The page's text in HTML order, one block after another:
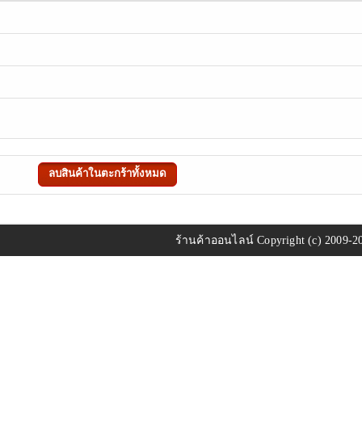
ร้านค้าออนไลน์Copyright (c) 2009-